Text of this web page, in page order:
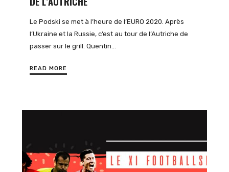
Le Podski se met à l’heure de l’EURO 2020. Après
l’Ukraine et la Russie, c’est au tour de l’Autriche de
passer sur le grill. Quentin…
READ MORE